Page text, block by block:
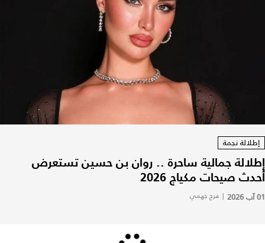
إطلالة نجمة
إطلالة جمالية ساحرة .. روان بن حسين تستعرض
أحدث صيحات مكياج 2026
01 آب 2026 | فرح جهمي